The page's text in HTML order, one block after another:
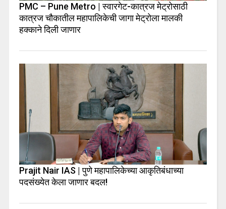
PMC – Pune Metro | स्वारगेट-कात्रज मेट्रोसाठी
कात्रज चौकातील महापालिकेची जागा मेट्रोला मालकी
हक्काने दिली जाणार
Prajit Nair IAS | पुणे महापालिकेच्या आकृतिबंधाच्या
पदसंख्येत केला जाणार बदल!